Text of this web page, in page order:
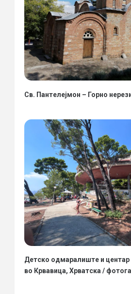
Св. Пантелејмон – Горно
Детско одмаралиште и центар
во Крвавица, Хрватска /